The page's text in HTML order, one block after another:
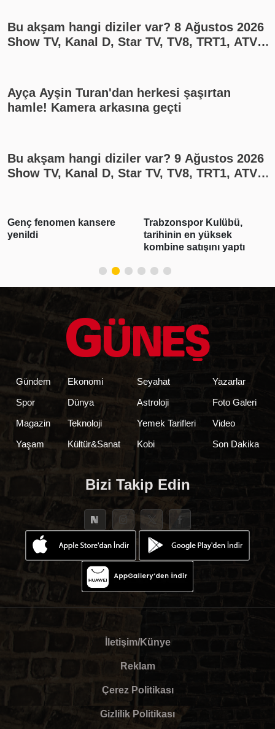
Bu akşam hangi diziler var? 8 Ağustos 2026
Show TV, Kanal D, Star TV, TV8, TRT1, ATV
Ayça Ayşin Turan'dan herkesi şaşırtan
hamle! Kamera arkasına geçti
Bu akşam hangi diziler var? 9 Ağustos 2026
Show TV, Kanal D, Star TV, TV8, TRT1, ATV
Genç fenomen kansere
yenildi
Trabzonspor Kulübü,
tarihinin en yüksek
kombine satışını yaptı
Gündem
Spor
Magazin
Yaşam
Ekonomi
Dünya
Teknoloji
Kültür&Sanat
Seyahat
Astroloji
Yemek Tarifleri
Kobi
Yazarlar
Foto Galeri
Video
Son Dakika
Bizi Takip Edin
İletişim/Künye
Reklam
Çerez Politikası
Gizlilik Politikası